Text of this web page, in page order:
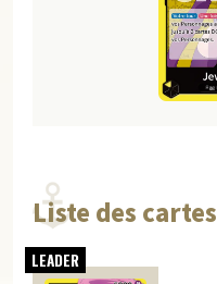
Liste des cartes